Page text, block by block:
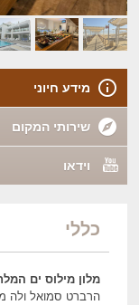
מידע חיוני
שירותי המקום
וידאו
כללי
מלון מילוס ים
הרברט סמואל ולה